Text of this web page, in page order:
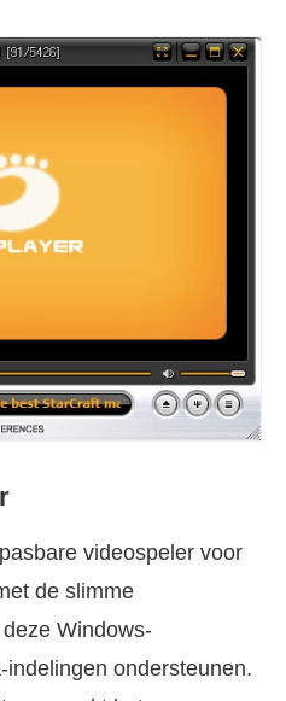
videospeler voor
de slimme
Windows-
ondersteunen.